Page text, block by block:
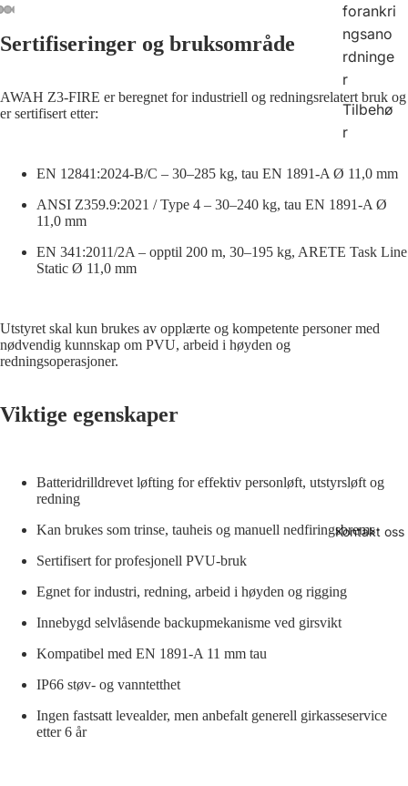
forankri
ngsano
rdninge
r
Tilbehø
r
Kontakt oss
Sertifiseringer og bruksområde
AWAH Z3-FIRE er beregnet for industriell og redningsrelatert bruk og
er sertifisert etter:
EN 12841:2024-B/C – 30–285 kg, tau EN 1891-A Ø 11,0 mm
ANSI Z359.9:2021 / Type 4 – 30–240 kg, tau EN 1891-A Ø
11,0 mm
EN 341:2011/2A – opptil 200 m, 30–195 kg, ARETE Task Line
Static Ø 11,0 mm
Utstyret skal kun brukes av opplærte og kompetente personer med
nødvendig kunnskap om PVU, arbeid i høyden og
redningsoperasjoner.
Viktige egenskaper
Batteridrilldrevet løfting for effektiv personløft, utstyrsløft og
redning
Kan brukes som trinse, tauheis og manuell nedfiringsbrems
Sertifisert for profesjonell PVU-bruk
Egnet for industri, redning, arbeid i høyden og rigging
Innebygd selvlåsende backupmekanisme ved girsvikt
Kompatibel med EN 1891-A 11 mm tau
IP66 støv- og vanntetthet
Ingen fastsatt levealder, men anbefalt generell girkasseservice
etter 6 år